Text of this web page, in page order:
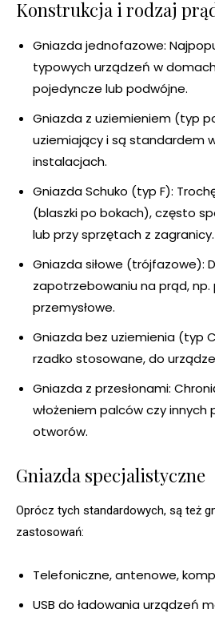
Konstrukcja i rodzaj
Gniazda jednofazowe:
typowych urządzeń w
pojedyncze lub podwójne.
Gniazda z uziemieniem (typ
uziemiający i są standardem
instalacjach.
Gniazda Schuko (typ F):
(blaszki po bokach), często
lub przy sprzętach z zagranicy.
Gniazda siłowe (trójfazowe):
zapotrzebowaniu na prąd,
przemysłowe.
Gniazda bez uziemienia (typ
rzadko stosowane, do
Gniazda z przesłonami:
włożeniem palców czy
otworów.
Gniazda specjalistyczne
Oprócz tych standardowych, są też
zastosowań:
Telefoniczne, antenowe,
USB do ładowania urządzeń